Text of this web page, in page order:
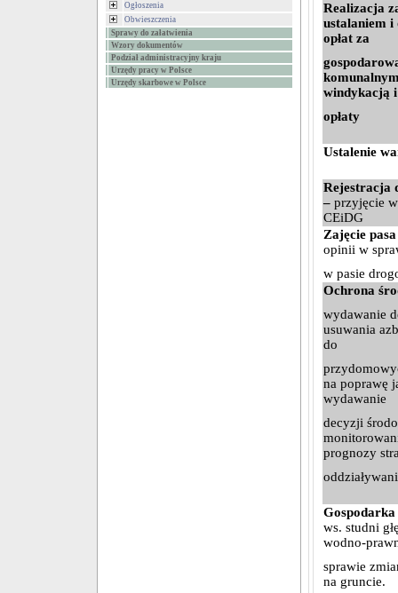
Ogłoszenia
Obwieszczenia
Sprawy do załatwienia
Wzory dokumentów
Podział administracyjny kraju
Urzędy pracy w Polsce
Urzędy skarbowe w Polsce
Realizacja
ustalaniem i
opłat za
windykacją
opłaty
Ustalenie
Rejestracja
–przyjęcie
CEiDG
Zajęcie
opinii w
w pasie
Ochrona
wydawanie
usuwania
do
na poprawę
wydawanie
decyzji
prognozy
ws. studni
wodno-
sprawie
na gruncie.